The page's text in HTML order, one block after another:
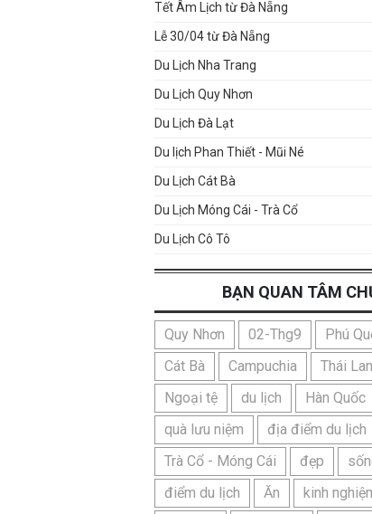
Tết Âm Lịch từ Đà Nẵng
Lễ 30/04 từ Đà Nẵng
Du Lịch Nha Trang
Du Lịch Quy Nhơn
Du Lịch Đà Lạt
Du lịch Phan Thiết - Mũi Né
Du Lịch Cát Bà
Du Lịch Móng Cái - Trà Cổ
Du Lịch Cô Tô
BẠN QUAN TÂM
Quy Nhơn 02-Thg9 Phú
Cát Bà
Campuchia Thái Lan
Ngoại tệ
du lịch Hàn Quốc
quà lưu niệm
địa điểm du lịch
Trà Cổ - Móng Cái
đẹp
điểm du lịch
Ăn kinh